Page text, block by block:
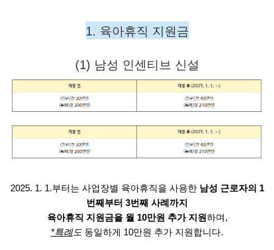
1. 육아휴직 지원금
(1) 남성 인센티브 신설
2025. 1. 1.부터는 사업장별 육아휴직을 사용한 남성 근로자의 1
번째부터 3번째 사례까지
육아휴직 지원금을 월 10만원 추가 지원하며,
*특례도 동일하게 10만원 추가 지원합니다.